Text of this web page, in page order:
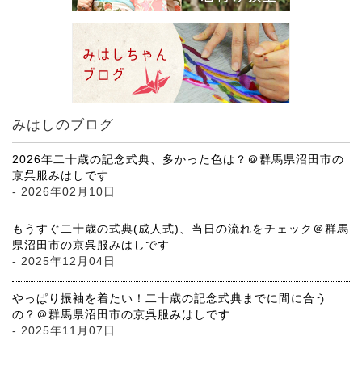
みはしのブログ
2026年二十歳の記念式典、多かった色は？＠群馬県沼田市の
京呉服みはしです
- 2026年02月10日
もうすぐ二十歳の式典(成人式)、当日の流れをチェック＠群馬
県沼田市の京呉服みはしです
- 2025年12月04日
やっぱり振袖を着たい！二十歳の記念式典までに間に合う
の？＠群馬県沼田市の京呉服みはしです
- 2025年11月07日